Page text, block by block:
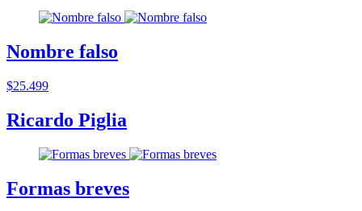
Nombre falso
$25.499
Ricardo Piglia
Formas breves